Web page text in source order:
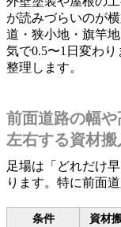
が読みづらいのが
道・狭小地・旗竿
気で0.5〜1日変わ
整理します。
前面道路の幅
左右する資材
足場は「どれだけ
ります。特に前面
条件 資材